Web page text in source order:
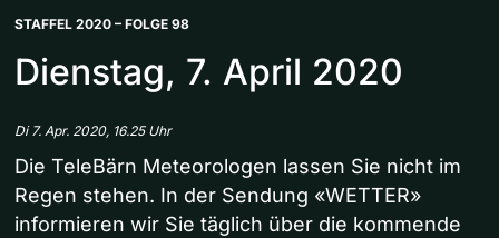
STAFFEL 2020 – FOLGE 98
Dienstag, 7. April 2020
Di 7. Apr. 2020, 16.25 Uhr
Die TeleBärn Meteorologen lassen Sie nicht im
Regen stehen. In der Sendung «WETTER»
informieren wir Sie täglich über die kommende